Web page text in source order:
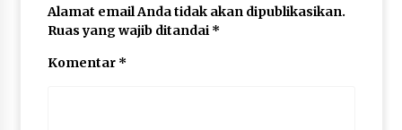
Alamat email Anda tidak akan dipublikasikan.
Ruas yang wajib ditandai *
Komentar *